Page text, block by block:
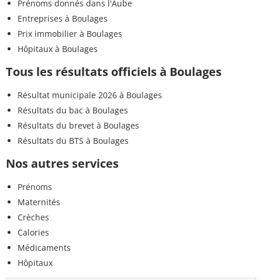
Prénoms donnés dans l'Aube
Entreprises à Boulages
Prix immobilier à Boulages
Hôpitaux à Boulages
Tous les résultats officiels à Boulages
Résultat municipale 2026 à Boulages
Résultats du bac à Boulages
Résultats du brevet à Boulages
Résultats du BTS à Boulages
Nos autres services
Prénoms
Maternités
Crèches
Calories
Médicaments
Hôpitaux